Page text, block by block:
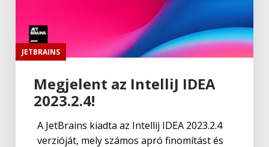
JETBRAINS
Megjelent az IntelliJ IDEA
2023.2.4!
A JetBrains kiadta az Intellij IDEA 2023.2.4
verzióját, mely számos apró finomítást és